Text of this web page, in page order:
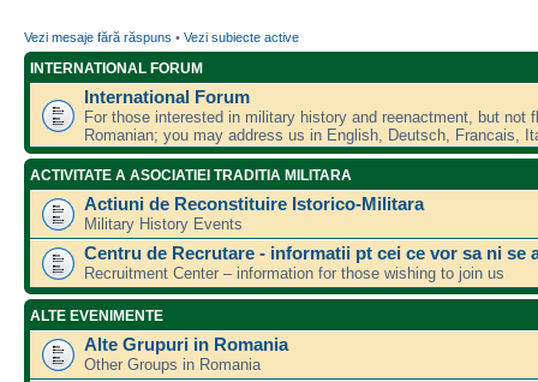
Vezi mesaje fără răspuns • Vezi subiecte active
INTERNATIONAL FORUM
International Forum
For those interested in military history and reenactment, but not
Romanian; you may address us in English, Deutsch, Francais,
ACTIVITATE A ASOCIATIEI TRADITIA MILITARA
Actiuni de Reconstituire Istorico-Militara
Military History Events
Centru de Recrutare - informatii pt cei ce vor sa ni se
Recruitment Center – information for those wishing to join us
ALTE EVENIMENTE
Alte Grupuri in Romania
Other Groups in Romania